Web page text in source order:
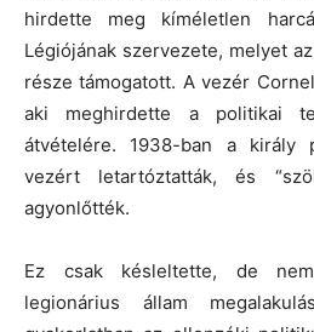
hirdette meg kíméletlen
Légiójának szervezete, melyet
része támogatott. A vezér
aki meghirdette a politikai
átvételére. 1938-ban a király
vezért letartóztatták, és
agyonlőtték.
Ez csak késleltette, de
legionárius állam